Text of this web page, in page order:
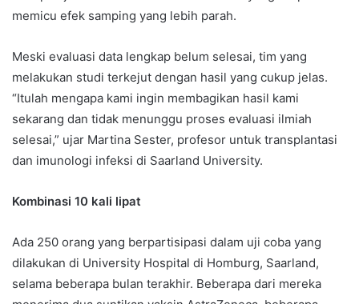
memicu efek samping yang lebih parah.
Meski evaluasi data lengkap belum selesai, tim yang
melakukan studi terkejut dengan hasil yang cukup jelas.
“Itulah mengapa kami ingin membagikan hasil kami
sekarang dan tidak menunggu proses evaluasi ilmiah
selesai,” ujar Martina Sester, profesor untuk transplantasi
dan imunologi infeksi di Saarland University.
Kombinasi 10 kali lipat
Ada 250 orang yang berpartisipasi dalam uji coba yang
dilakukan di University Hospital di Homburg, Saarland,
selama beberapa bulan terakhir. Beberapa dari mereka